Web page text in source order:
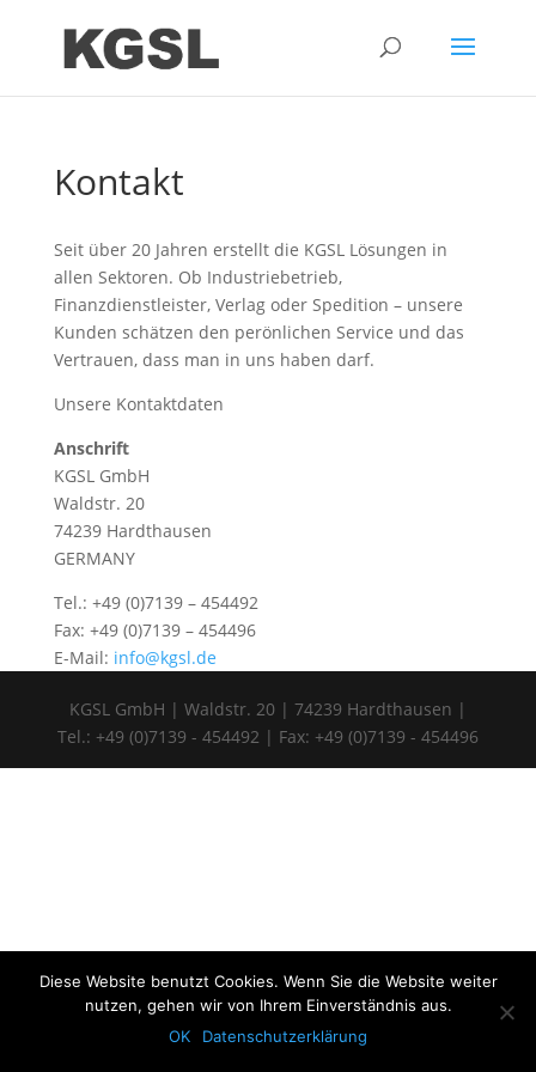
Kontakt
Seit über 20 Jahren erstellt die KGSL Lösungen in
allen Sektoren. Ob Industriebetrieb,
Finanzdienstleister, Verlag oder Spedition – unsere
Kunden schätzen den perönlichen Service und das
Vertrauen, dass man in uns haben darf.
Unsere Kontaktdaten
Anschrift
KGSL GmbH
Waldstr. 20
74239 Hardthausen
GERMANY
Tel.: +49 (0)7139 – 454492
Fax: +49 (0)7139 – 454496
E-Mail: info@kgsl.de
KGSL GmbH | Waldstr. 20 | 74239 Hardthausen |
Tel.: +49 (0)7139 - 454492 | Fax: +49 (0)7139 - 454496
Diese Website benutzt Cookies. Wenn Sie die Website weiter
nutzen, gehen wir von Ihrem Einverständnis aus.
OK
Datenschutzerklärung